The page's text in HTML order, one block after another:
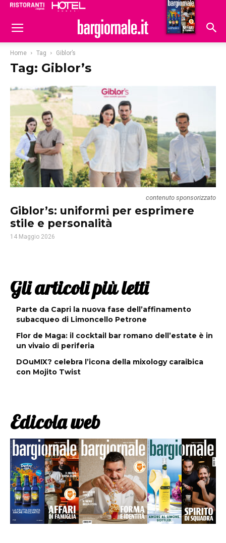
Hoteldomani
Home Tag Giblor’s
Tag: Giblor’s
contenuto sponsorizzato
Giblor’s: uniformi per esprimere
stile e personalità
14 Maggio 2026
Gli articoli più letti
Parte da Capri la nuova fase dell’affinamento
subacqueo di Limoncello Petrone
Flor de Maga: il cocktail bar romano dell’estate è in
un vivaio di periferia
DOuMIX? celebra l’icona della mixology caraibica
con Mojito Twist
Edicola web